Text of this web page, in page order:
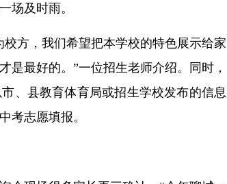
场及时雨。
方，我们希望把本学校的特色展示给家
是最好的。”一位招生老师介绍。同时，
、县教育体育局或招生学校发布的信息
考志愿填报。